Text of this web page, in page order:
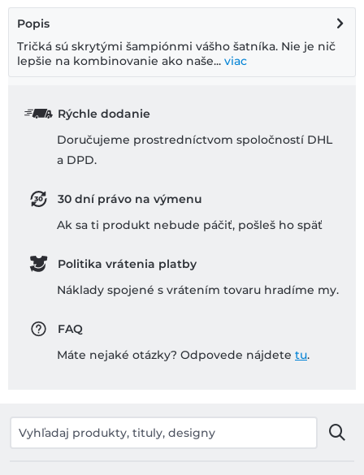
Popis
Tričká sú skrytými šampiónmi vášho šatníka. Nie je nič
lepšie na kombinovanie ako naše... viac
Rýchle dodanie
Doručujeme prostredníctvom spoločností DHL
a DPD.
30 dní právo na výmenu
Ak sa ti produkt nebude páčiť, pošleš ho späť
Politika vrátenia platby
Náklady spojené s vrátením tovaru hradíme my.
FAQ
Máte nejaké otázky? Odpovede nájdete tu.